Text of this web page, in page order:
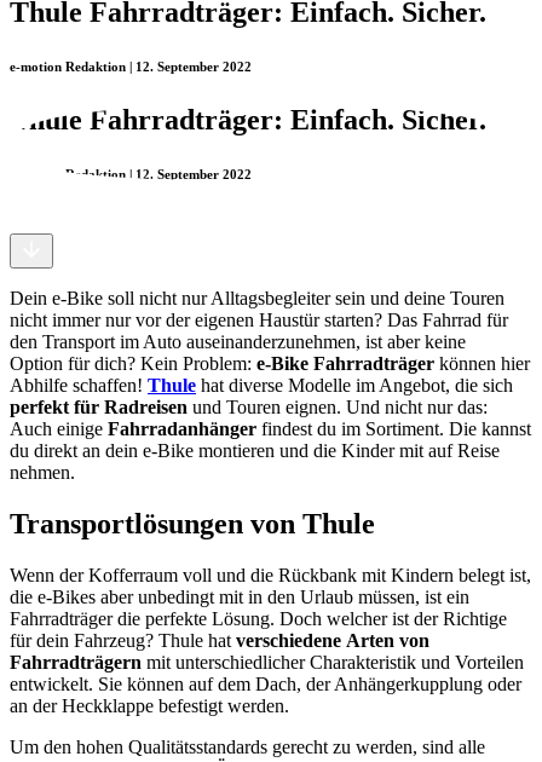
Thule Fahrradträger: Einfach. Sicher.
e-motion Redaktion | 12. September 2022
Thule Fahrradträger: Einfach. Sicher.
e-motion Redaktion | 12. September 2022
Dein e-Bike soll nicht nur Alltagsbegleiter sein und deine Touren
nicht immer nur vor der eigenen Haustür starten? Das Fahrrad für
den Transport im Auto auseinanderzunehmen, ist aber keine
Option für dich? Kein Problem: e-Bike Fahrradträger können hier
Abhilfe schaffen! Thule hat diverse Modelle im Angebot, die sich
perfekt für Radreisen und Touren eignen. Und nicht nur das:
Auch einige Fahrradanhänger findest du im Sortiment. Die kannst
du direkt an dein e-Bike montieren und die Kinder mit auf Reise
nehmen.
Transportlösungen von Thule
Wenn der Kofferraum voll und die Rückbank mit Kindern belegt ist,
die e-Bikes aber unbedingt mit in den Urlaub müssen, ist ein
Fahrradträger die perfekte Lösung. Doch welcher ist der Richtige
für dein Fahrzeug? Thule hat verschiedene Arten von
Fahrradträgern mit unterschiedlicher Charakteristik und Vorteilen
entwickelt. Sie können auf dem Dach, der Anhängerkupplung oder
an der Heckklappe befestigt werden.
Um den hohen Qualitätsstandards gerecht zu werden, sind alle